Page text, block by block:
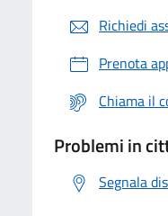
Richiedi
Prenota
Chiama il
Problemi in
Segnala